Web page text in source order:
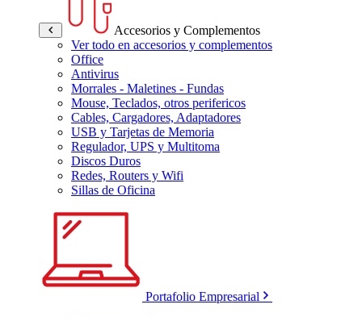
Accesorios y Complementos
Ver todo en accesorios y complementos
Office
Antivirus
Morrales - Maletines - Fundas
Mouse, Teclados, otros perifericos
Cables, Cargadores, Adaptadores
USB y Tarjetas de Memoria
Regulador, UPS y Multitoma
Discos Duros
Redes, Routers y Wifi
Sillas de Oficina
Portafolio Empresarial